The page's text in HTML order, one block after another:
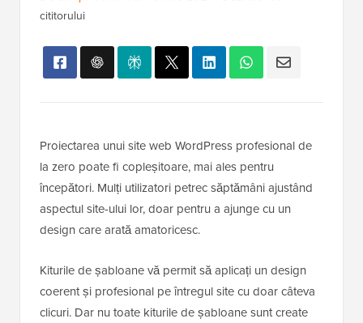
cititorului
Proiectarea unui site web WordPress profesional de
la zero poate fi copleșitoare, mai ales pentru
începători. Mulți utilizatori petrec săptămâni ajustând
aspectul site-ului lor, doar pentru a ajunge cu un
design care arată amatoricesc.
Kiturile de șabloane vă permit să aplicați un design
coerent și profesional pe întregul site cu doar câteva
clicuri. Dar nu toate kiturile de șabloane sunt create